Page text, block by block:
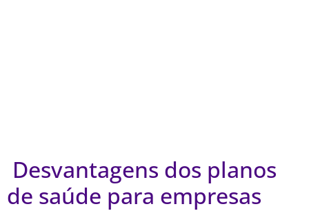
Desvantagens dos planos
de saúde para empresas